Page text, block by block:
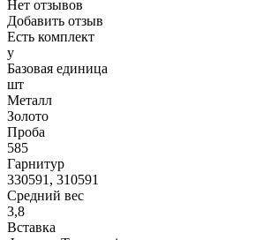
Нет отзывов
Добавить отзыв
Есть комплект
y
Базовая единица
шт
Металл
Золото
Проба
585
Гарнитур
330591, 310591
Средний вес
3,8
Вставка